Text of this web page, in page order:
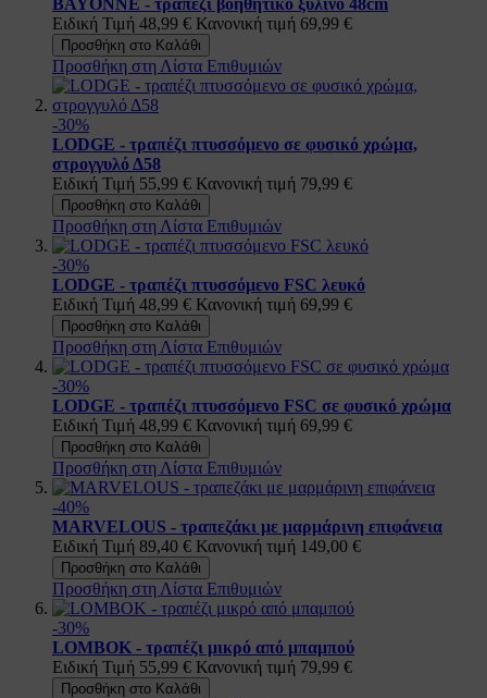
BAYONNE - τραπέζι βοηθητικό ξύλινο 48cm
Ειδική Τιμή 48,99 € Κανονική τιμή 69,99 €
Προσθήκη στο Καλάθι
Προσθήκη στη Λίστα Επιθυμιών
-30%
LODGE - τραπέζι πτυσσόμενο σε φυσικό χρώμα,
στρογγυλό Δ58
Ειδική Τιμή 55,99 € Κανονική τιμή 79,99 €
Προσθήκη στο Καλάθι
Προσθήκη στη Λίστα Επιθυμιών
-30%
LODGE - τραπέζι πτυσσόμενο FSC λευκό
Ειδική Τιμή 48,99 € Κανονική τιμή 69,99 €
Προσθήκη στο Καλάθι
Προσθήκη στη Λίστα Επιθυμιών
-30%
LODGE - τραπέζι πτυσσόμενο FSC σε φυσικό χρώμα
Ειδική Τιμή 48,99 € Κανονική τιμή 69,99 €
Προσθήκη στο Καλάθι
Προσθήκη στη Λίστα Επιθυμιών
-40%
MARVELOUS - τραπεζάκι με μαρμάρινη επιφάνεια
Ειδική Τιμή 89,40 € Κανονική τιμή 149,00 €
Προσθήκη στο Καλάθι
Προσθήκη στη Λίστα Επιθυμιών
-30%
LOMBOK - τραπέζι μικρό από μπαμπού
Ειδική Τιμή 55,99 € Κανονική τιμή 79,99 €
Προσθήκη στο Καλάθι